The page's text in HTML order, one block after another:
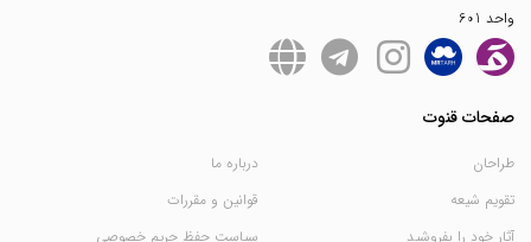
واحد 601
صفحات قنوت
طراحان
تقویم شیعه
آثار خود را بفروشید
درباره ما
قوانین و مقررات
سیاست حفظ حریم خصوصی